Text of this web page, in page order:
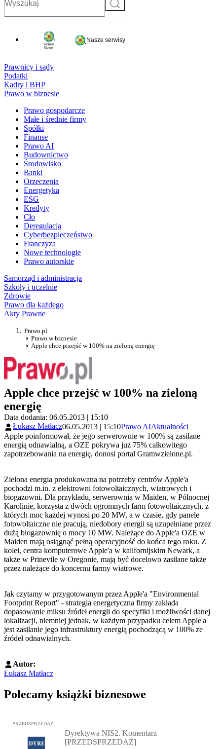
Nasze serwisy
Prawnicy i sądy
Podatki
Kadry i BHP
Prawo w biznesie
Prawo gospodarcze
Małe i średnie firmy
Spółki
Finanse
Prawo AI
Budownictwo
Środowisko
Banki
Orzeczenia
Energetyka
ESG
Kredyty
Cło
Deregulacja
Cyberbezpieczeństwo
Franczyza
Nowe technologie
Prawo autorskie
Samorząd i administracja
Szkoły i uczelnie
Zdrowie
Prawo dla każdego
Akty Prawne
Prawo.pl
Prawo w biznesie
Apple chce przejść w 100% na zieloną energię
Apple chce przejść w 100% na zieloną
energię
Data dodania: 06.05.2013 | 15:10
Łukasz Matłacz06.05.2013 | 15:10Prawo AIAktualności
Apple poinformował, że jego serwerownie w 100% są zasilane
energią odnawialną, a OZE pokrywa już 75% całkowitego
zapotrzebowania na energię, donosi portal Gramwzielone.pl.
Zielona energia produkowana na potrzeby centrów Apple'a
pochodzi m.in. z elektrowni fotowoltaicznych, wiatrowych i
biogazowni. Dla przykładu, serwerownia w Maiden, w Północnej
Karolinie, korzysta z dwóch ogromnych farm fotowoltaicznych, z
których moc każdej wynosi po 20 MW, a w czasie, gdy panele
fotowoltaiczne nie pracują, niedobory energii są uzupełniane przez
dużą biogazownię o mocy 10 MW. Należące do Apple'a OZE w
Maiden mają osiągnąć pełną operacyjność do końca tego roku. Z
kolei, centra komputerowe Apple'a w kalifornijskim Newark, a
także w Prinevile w Oregonie, mają być docelowo zasilane także
przez należące do koncernu farmy wiatrowe.
Jak czytamy w przygotowanym przez Apple'a "Environmental
Footprint Report" - strategia energetyczna firmy zakłada
dopasowanie miksu źródeł energii do specyfiki i możliwości danej
lokalizacji, niemniej jednak, w każdym przypadku celem Apple'a
jest zasilanie jego infrastruktury energią pochodzącą w 100% ze
źródeł odnawialnych.
Autor:
Łukasz Matłacz
Polecamy książki biznesowe
Przejdź do: Dyrektywa NIS2. Komentarz [PRZEDSPRZEDAŻ],
PRZEDSPRZEDAŻ
Dyrektywa NIS2. Komentarz
[PRZEDSPRZEDAŻ]